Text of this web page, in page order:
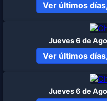
Ver últimos
Jueves 6 de
Ver últimos
Jueves 6 de